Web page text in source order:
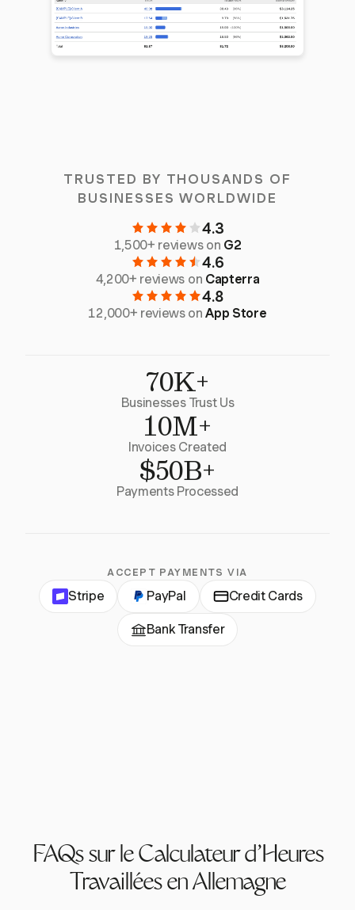
TRUSTED BY THOUSANDS OF
BUSINESSES WORLDWIDE
4.3
1,500+ reviews on G2
4.6
4,200+ reviews on Capterra
4.8
12,000+ reviews onApp Store
70K+
Businesses Trust Us
10M+
Invoices Created
$50B+
Payments Processed
ACCEPT PAYMENTS VIA
Stripe PayPal Credit Cards
Bank Transfer
FAQs sur le Calculateur d'Heures
Travaillées en Allemagne